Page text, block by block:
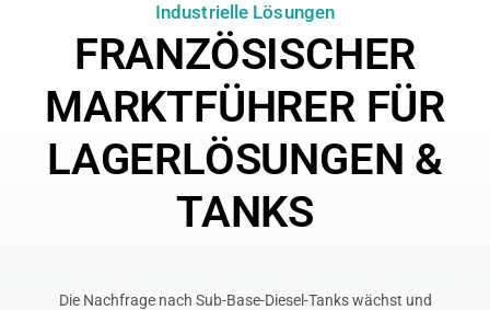
Industrielle Lösungen
FRANZÖSISCHER
MARKTFÜHRER FÜR
LAGERLÖSUNGEN &
TANKS
Die Nachfrage nach Sub-Base-Diesel-Tanks wächst und